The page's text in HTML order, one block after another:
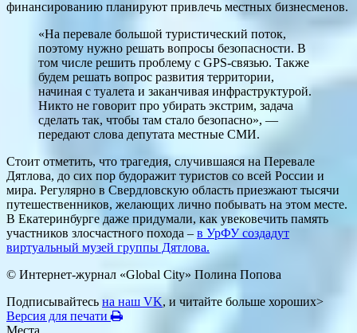
финансированию планируют привлечь местных бизнесменов.
«На перевале большой туристический поток,
поэтому нужно решать вопросы безопасности. В
том числе решить проблему с GPS-связью. Также
будем решать вопрос развития территории,
начиная с туалета и заканчивая инфраструктурой.
Никто не говорит про убирать экстрим, задача
сделать так, чтобы там стало безопасно», —
передают слова депутата местные СМИ.
Стоит отметить, что трагедия, случившаяся на Перевале
Дятлова, до сих пор будоражит туристов со всей России и
мира. Регулярно в Свердловскую область приезжают тысячи
путешественников, желающих лично побывать на этом месте.
В Екатеринбурге даже придумали, как увековечить память
участников злосчастного похода – в УрФУ создадут
виртуальный музей группы Дятлова.
© Интернет-журнал «Global City» Полина Попова
Подписывайтесь на наш VK, и читайте больше хороших>
Версия для печати